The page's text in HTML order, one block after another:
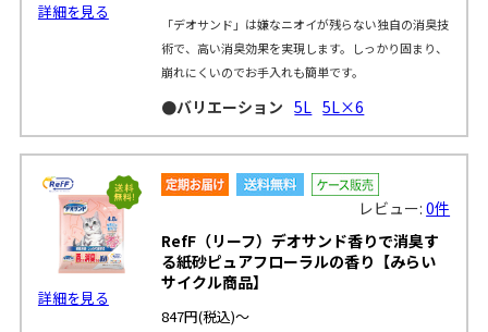
詳細を見る
「デオサンド」は嫌なニオイが残らない独自の消臭技
術で、高い消臭効果を実現します。しっかり固まり、
崩れにくいのでお手入れも簡単です。
●バリエーション 5L 5L×6
詳細を見る
レビュー:0件
RefF（リーフ）デオサンド香りで消臭す
る紙砂ピュアフローラルの香り【みらい
サイクル商品】
847円(税込)～